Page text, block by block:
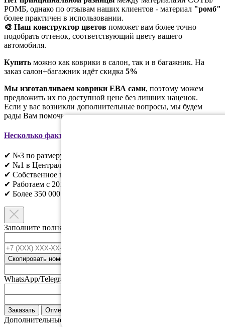
РОМБ, однако по отзывам наших клиентов - материал "ромб"
более практичен в использовании.
🎨 Наш конструктор цветов поможет вам более точно
подобрать оттенок, соответствующий цвету вашего
автомобиля.
Купить можно как коврики в салон, так и в багажник. На
заказ салон+багажник идёт скидка 5%
Мы изготавливаем коврики ЕВА сами, поэтому можем
предложить их по доступной цене без лишних наценок.
Если у вас возникли дополнительные вопросы, мы будем
рады Вам помочь.
Несколько фактов о EVADROM
✔ №3 по размеру в России;
✔ №1 в Центральном регионе;
✔ Собственное производство;
✔ Работаем с 2010г;
✔ Более 350 000 клиентов;​
Заполните полня ниже и мы свяжемся с вами.
Скопировать номер
WhatsApp/Telegram
Заказать Отмена
Дополнительные аксессуары: